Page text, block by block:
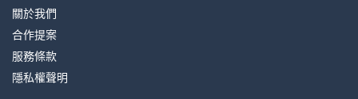
關於我們
合作提案
服務條款
隱私權聲明